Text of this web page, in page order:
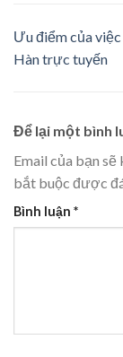
Ưu điểm của
Hàn trực tuyến
Để lại một bình
Email của bạn
bắt buộc được
Bình luận *